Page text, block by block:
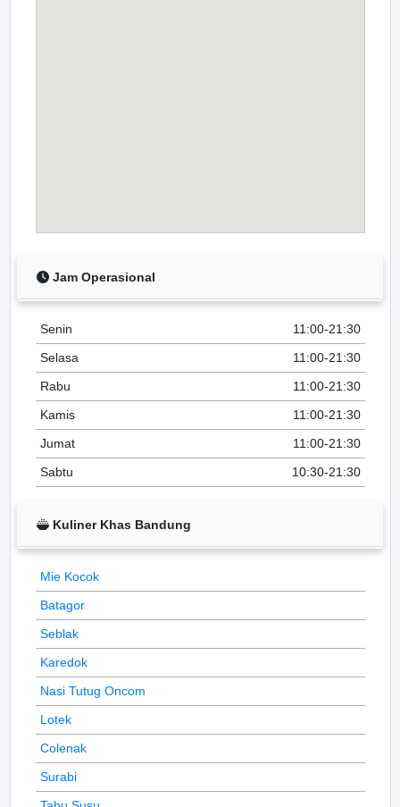
Jam Operasional
Senin
11:00-21:30
Selasa
11:00-21:30
Rabu
11:00-21:30
Kamis
11:00-21:30
Jumat
11:00-21:30
Sabtu
10:30-21:30
Kuliner Khas Bandung
Mie Kocok
Batagor
Seblak
Karedok
Nasi Tutug Oncom
Lotek
Colenak
Surabi